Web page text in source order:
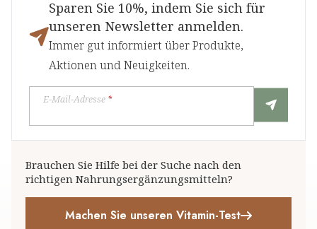
Sparen Sie 10%, indem Sie sich für
unseren Newsletter anmelden.
Immer gut informiert über Produkte,
Aktionen und Neuigkeiten.
E-Mail-Adresse *
Brauchen Sie Hilfe bei der Suche nach den
richtigen Nahrungsergänzungsmitteln?
Machen Sie unseren Vitamin-Test